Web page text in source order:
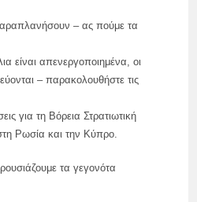
– ας πούμε τα
είναι απενεργοποιημένα, οι
– παρακολουθήστε τις
για τη Βόρεια Στρατιωτική
Ρωσία και την Κύπρο.
τα γεγονότα